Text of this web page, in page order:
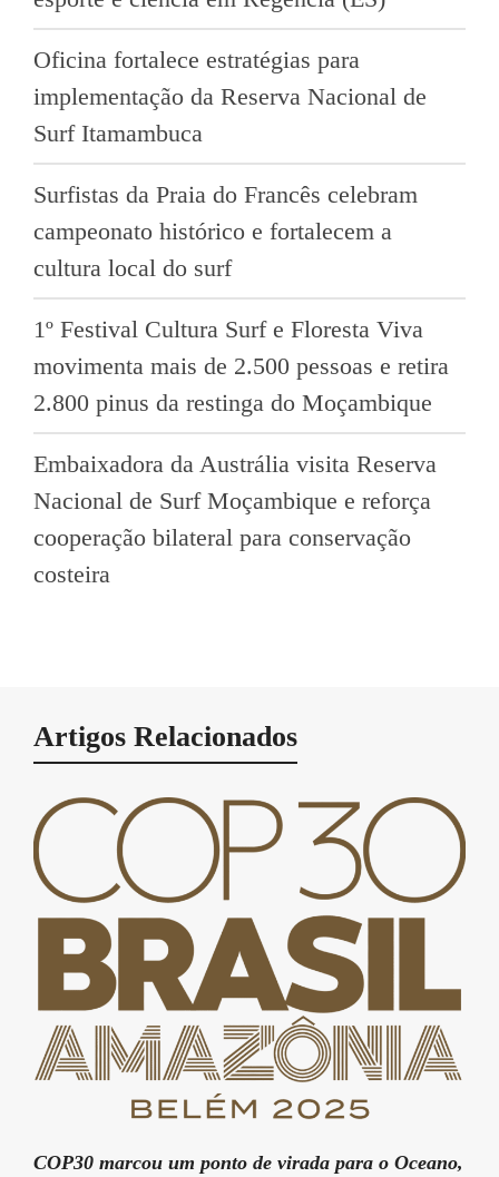
Oficina fortalece estratégias para
implementação da Reserva Nacional de
Surf Itamambuca
Surfistas da Praia do Francês celebram
campeonato histórico e fortalecem a
cultura local do surf
1º Festival Cultura Surf e Floresta Viva
movimenta mais de 2.500 pessoas e retira
2.800 pinus da restinga do Moçambique
Embaixadora da Austrália visita Reserva
Nacional de Surf Moçambique e reforça
cooperação bilateral para conservação
costeira
Artigos Relacionados
COP30 marcou um ponto de virada para o Oceano,